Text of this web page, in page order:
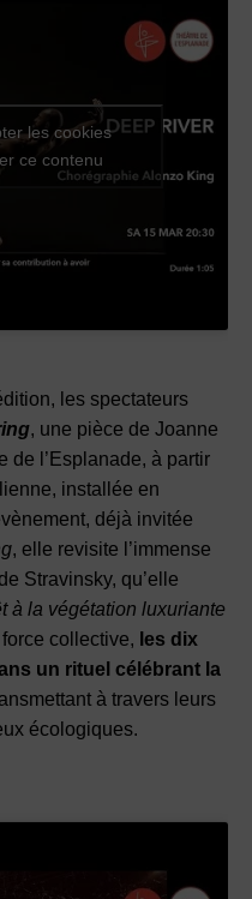
les cookies
ce contenu
les spectateurs
, une pièce de Joanne
de l’Esplanade, à partir
installée en
déjà invitée
, elle revisite l’immense
Stravinsky, qu’elle
à la végétation luxuriante
collective, les dix
un rituel célébrant la
à travers leurs
écologiques.